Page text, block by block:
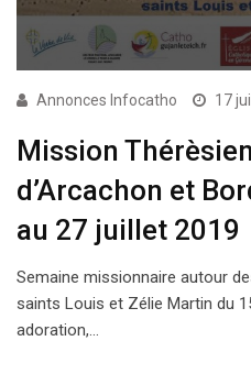
Annonces Infocatho 17
Mission
d’Arcachon et
au 27 juillet 2019
Semaine missionnaire autour
saints Louis et Zélie Martin du
adoration,…